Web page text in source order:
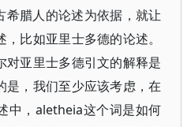
希腊人的论述为依据，就让
比如亚里士多德的论述。
对亚里士多德引文的解释是
是，我们至少应该考虑，在
中，aletheia这个词是如何